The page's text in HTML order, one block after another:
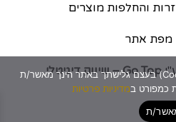
והחלפות מוצרים
מפת אתר
Go Top – שיווק דיגיטלי
אנו עושים שימוש בעוגיות (Cookies) בעצם גלישתך באתר הינך מאשר/ת
כמפורט במדיניות פרטיות
ת